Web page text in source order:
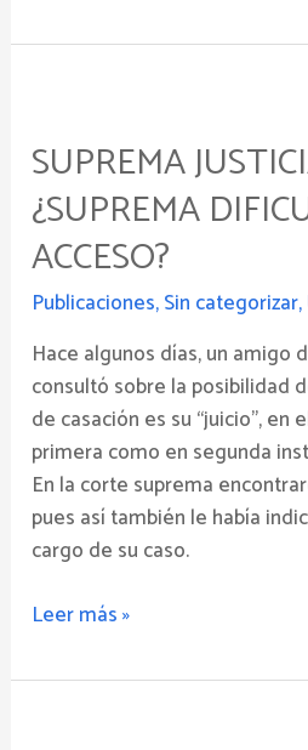
SUPREMA
¿SUPREMA
ACCESO?
Publicaciones,Sin categorizar,
Hace algunos días, un amigo
consultó sobre la posibilidad
de casación es su “juicio”, en
primera como en segunda
En la corte suprema
pues así también le había
cargo de su caso.
¿suprema
dificultad
de
acceso?
Leer más »